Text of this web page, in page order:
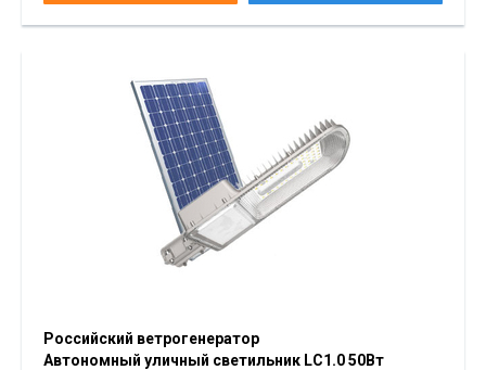
Российский ветрогенератор
Автономный уличный светильник LC1.0 50Вт